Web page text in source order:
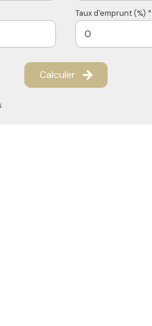
Taux d'emprunt (%) *
Calculer